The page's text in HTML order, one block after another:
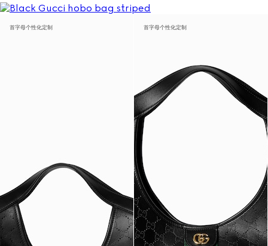
首字母个性化定制 首字母个性化定制